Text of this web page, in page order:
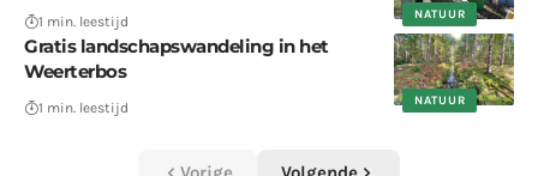
NATUUR
1 min. leestijd
NATUUR
Gratis landschapswandeling in het
Weerterbos
1 min. leestijd